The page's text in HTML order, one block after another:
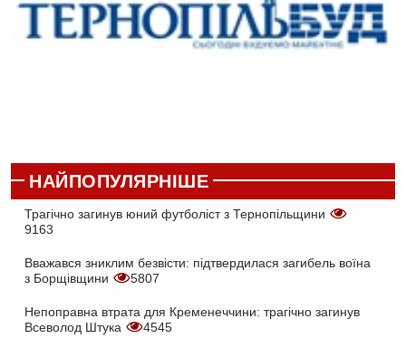
НАЙПОПУЛЯРНІШЕ
Трагічно загинув юний футболіст з Тернопільщини
9163
Вважався зниклим безвісти: підтвердилася загибель воїна
з Борщівщини
5807
Непоправна втрата для Кременеччини: трагічно загинув
Всеволод Штука
4545